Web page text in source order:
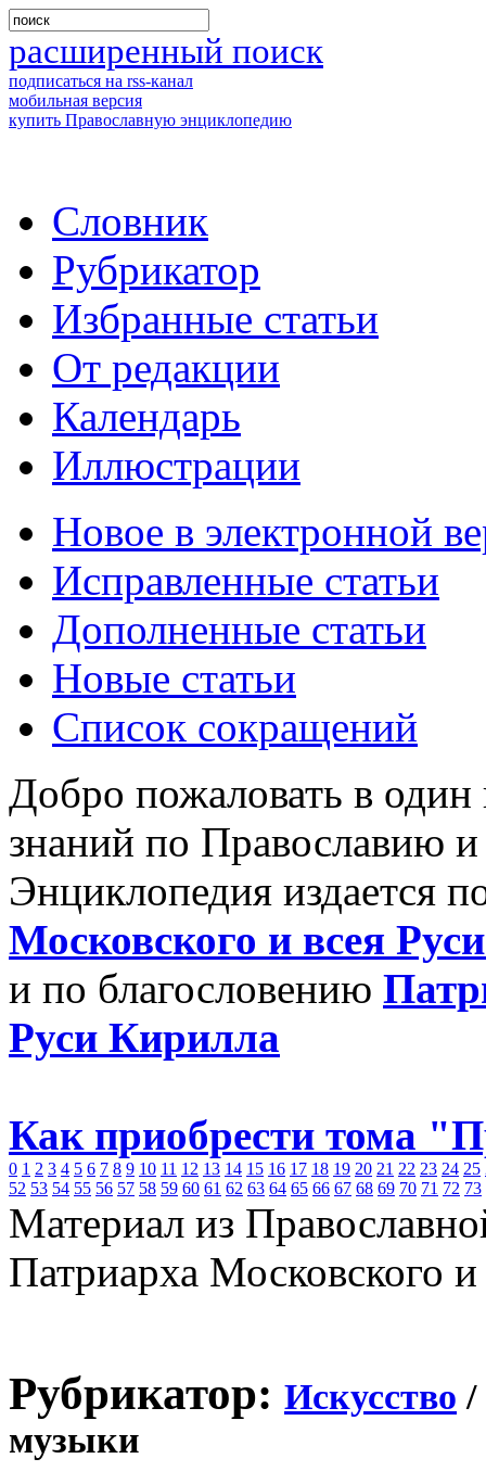
расширенный поиск
подписаться на rss-канал
мобильная версия
купить Православную энциклопедию
Словник
Рубрикатор
Избранные статьи
От редакции
Календарь
Иллюстрации
Новое в электронной
Исправленные статьи
Дополненные статьи
Новые статьи
Список сокращений
Добро пожаловать в
знаний по Православию
Энциклопедия издается
Московского и всея
и по благословению
Руси Кирилла
Как приобрести тома
0 1 2 3 4 5 6 7 8 9 10 11 12 13 14 15 16 17 18 19 20 21 22 23 24 25
52 53 54 55 56 57 58 59 60 61 62 63 64 65 66 67 68 69 70 71 72 73
Материал из
Патриарха Московского
Рубрикатор: Искусство /
музыки